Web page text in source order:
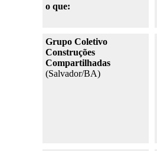
o que:
Grupo Coletivo
Construções
Compartilhadas
(Salvador/BA)